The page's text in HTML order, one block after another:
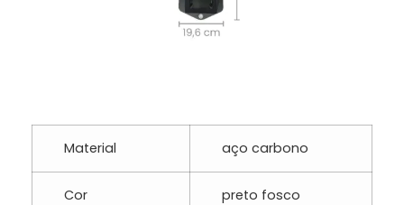
Material aço carbono
Cor preto fosco